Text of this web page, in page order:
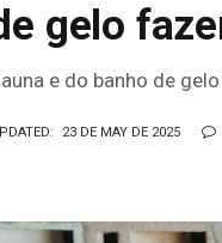
gelo
e do banho de
23 DE MAY DE 2025